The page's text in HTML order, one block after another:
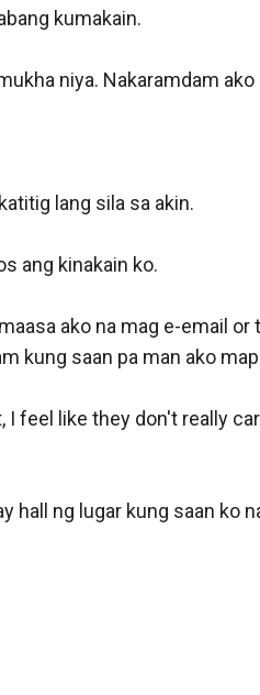
kumakain.
niya. Nakaramdam
lang sila sa akin.
ang kinakain ko.
ako na mag e-email
kung saan pa man ako
I feel like they don't really
hall ng lugar kung saan ko